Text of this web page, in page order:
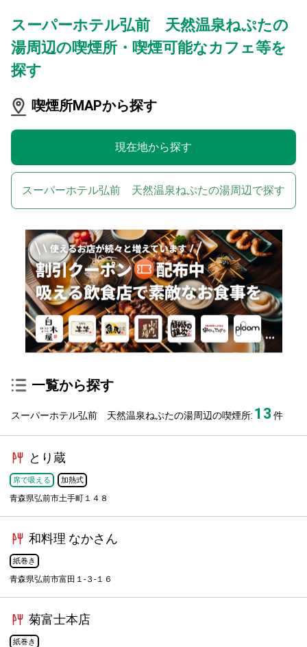
スーパーホテル弘前 天然温泉ねぷたの
湯周辺の喫煙所・喫煙可能なカフェ等を
探す
喫煙所MAPから探す
現在地から探す
スーパーホテル弘前 天然温泉ねぷたの湯周辺で探す
一覧から探す
スーパーホテル弘前 天然温泉ねぷたの湯周辺の喫煙所: 13 件
とり蔵
席で吸える 加熱式
青森県弘前市土手町１４８
和料理 なかさん
紙巻き
青森県弘前市富田１-３-１６
菊富士本店
紙巻き